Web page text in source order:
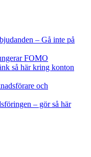
– Gå inte på
FOMO
så här kring konton
och
– gör så här